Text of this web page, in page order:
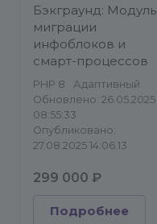
разработчиков/
Импорт/экспорт
Бэкграунд: Модуль
миграции
инфоблоков и
смарт-процессов
PHP 8
Адаптивный
Обновлено: 26.05.2025
08:55:33
Опубликовано:
27.08.2025 14:06:13
299 000 ₽
Подробнее